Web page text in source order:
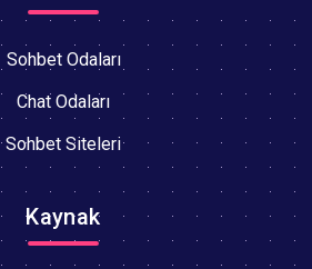
Sohbet Odaları
Chat Odaları
Sohbet Siteleri
Kaynak